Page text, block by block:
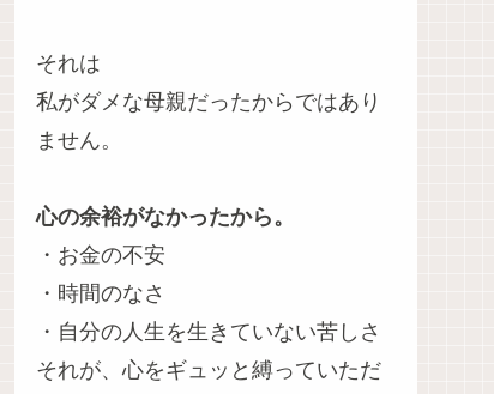
それは
私がダメな母親だったからではあり
ません。
心の余裕がなかったから。
・お金の不安
・時間のなさ
・自分の人生を生きていない苦しさ
それが、心をギュッと縛っていただ